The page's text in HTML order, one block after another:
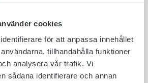
cookies
för att anpassa innehållet
tillhandahålla funktioner
analysera vår trafik. Vi
sådana identifierare och annan
så den är synlig från två håll.
passa in i rätt miljö och
därefter på en medföljande
fast med medföljande
vare denna fästmetod så är